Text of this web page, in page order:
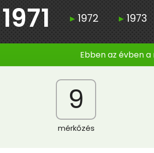
1971 ▸ 1972 ▸ 1973
Ebben az évben
9
mérkőzés